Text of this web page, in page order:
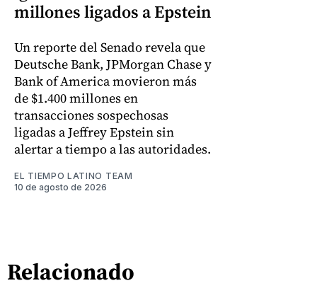
millones ligados a Epstein
Un reporte del Senado revela que
Deutsche Bank, JPMorgan Chase y
Bank of America movieron más
de $1.400 millones en
transacciones sospechosas
ligadas a Jeffrey Epstein sin
alertar a tiempo a las autoridades.
EL TIEMPO LATINO TEAM
10 de agosto de 2026
Relacionado